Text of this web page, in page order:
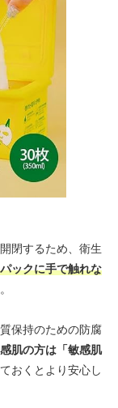
閉するため、衛生
ックに手で触れな
保持のための防腐
肌の方は「敏感肌
おくとより安心し